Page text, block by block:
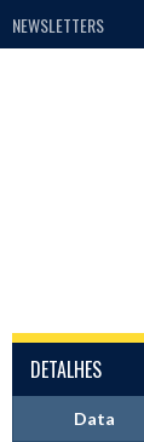
NEWSLETTERS
DETALHES
Data